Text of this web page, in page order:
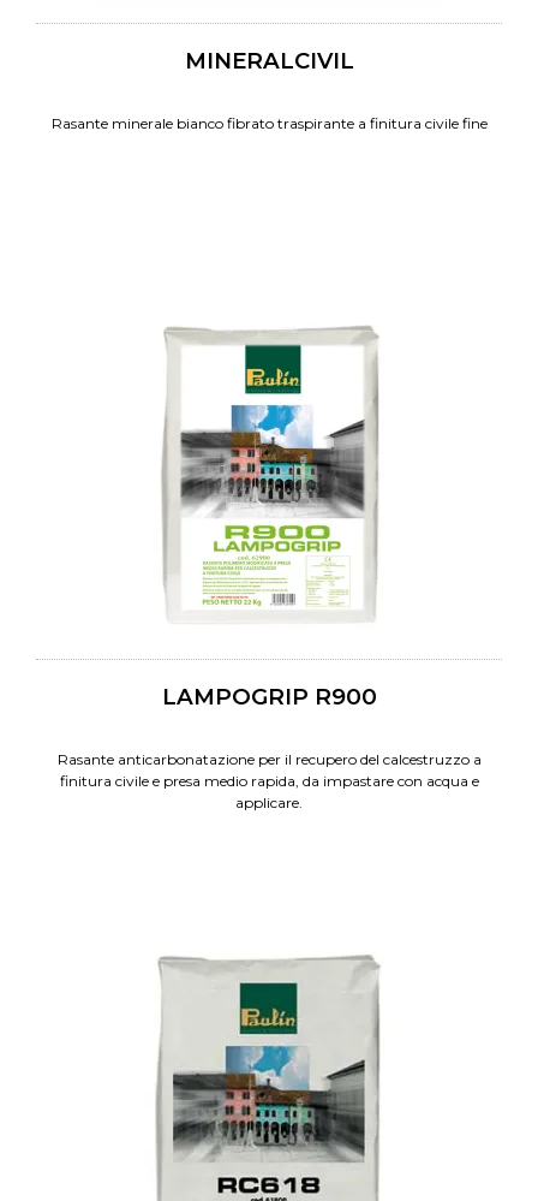
MINERALCIVIL
Rasante minerale bianco fibrato traspirante a finitura civile fine
LAMPOGRIP R900
Rasante anticarbonatazione per il recupero del calcestruzzo a
finitura civile e presa medio rapida, da impastare con acqua e
applicare.